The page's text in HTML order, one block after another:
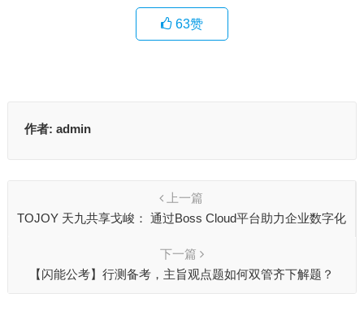
63赞
作者: admin
上一篇
TOJOY 天九共享戈峻： 通过Boss Cloud平台助力企业数字化
下一篇
【闪能公考】行测备考，主旨观点题如何双管齐下解题？